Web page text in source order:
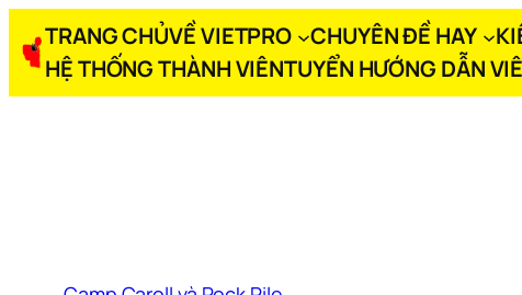
TRANG CHỦVỀ VIETPRO CHUYÊN ĐỀ HAY
HỆ THỐNG THÀNH VIÊNTUYỂN HƯỚNG DẪN